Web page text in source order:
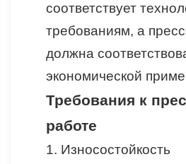
соответствует
требованиям, а
должна
экономической
Требования к
работе
1. Износостойкость